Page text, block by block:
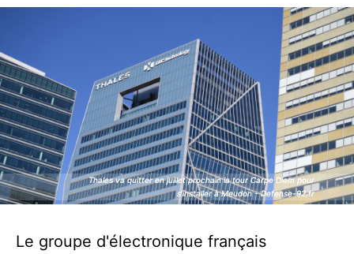
Thales va quitter en juillet prochain la tour Carpe Diem pour
s’installer à Meudon - Defense-92.fr
Thales va quitter en juillet prochain la tour Carpe Diem pour
s’installer à Meudon - Defense-92.fr
Le groupe d'électronique français